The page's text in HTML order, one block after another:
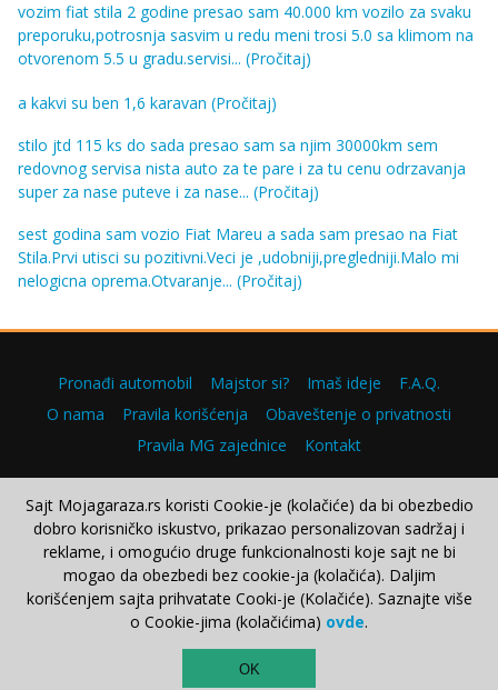
vozim fiat stila 2 godine presao sam 40.000 km vozilo za svaku
preporuku,potrosnja sasvim u redu meni trosi 5.0 sa klimom na
otvorenom 5.5 u gradu.servisi... (Pročitaj)
a kakvi su ben 1,6 karavan (Pročitaj)
stilo jtd 115 ks do sada presao sam sa njim 30000km sem
redovnog servisa nista auto za te pare i za tu cenu odrzavanja
super za nase puteve i za nase... (Pročitaj)
sest godina sam vozio Fiat Mareu a sada sam presao na Fiat
Stila.Prvi utisci su pozitivni.Veci je ,udobniji,pregledniji.Malo mi
nelogicna oprema.Otvaranje... (Pročitaj)
Pronađi automobil Majstor si? Imaš ideje
F.A.Q.
O nama
Pravila korišćenja
Obaveštenje o privatnosti
Pravila MG zajednice
Kontakt
Copyright © 2000–2026.
Sajt Mojagaraza.rs koristi Cookie-je (kolačiće) da bi obezbedio
dobro korisničko iskustvo, prikazao personalizovan sadržaj i
reklame, i omogućio druge funkcionalnosti koje sajt ne bi
mogao da obezbedi bez cookie-ja (kolačića). Daljim
korišćenjem sajta prihvatate Cooki-je (Kolačiće). Saznajte više
o Cookie-jima (kolačićima) ovde.
OK